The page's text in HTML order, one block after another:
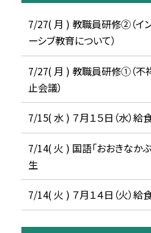
7/27( 月 ) 教職員研修②（イ
ーシブ教育について）
7/27( 月 ) 教職員研修①（不
止会議）
7/15( 水 ) ７月１５日（水）給
7/14( 火 ) 国語「おおきなかぶ
生
7/14( 火 ) ７月１４日（火）給